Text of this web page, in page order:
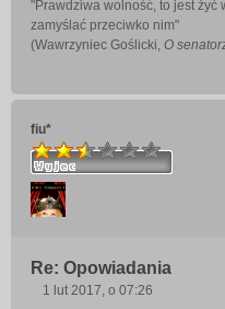
"Prawdziwa wolność, to jest żyć
zamyślać przeciwko nim"
(Wawrzyniec Goślicki, O
fiu*
Re: Opowiadania
1 lut 2017, o 07:26